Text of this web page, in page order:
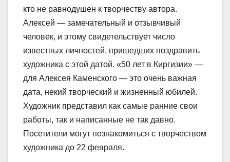
кто не равнодушен к творчеству автора.
Алексей — замечательный и отзывчивый
человек, и этому свидетельствует число
известных личностей, пришедших поздравить
художника с этой датой. «50 лет в Киргизии» —
для Алексея Каменского — это очень важная
дата, некий творческий и жизненный юбилей.
Художник представил как самые ранние свои
работы, так и написанные не так давно.
Посетители могут познакомиться с творчеством
художника до 22 февраля.